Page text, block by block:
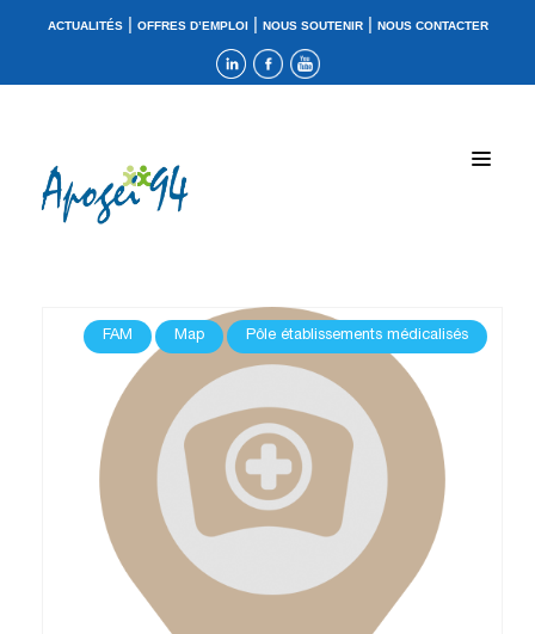
ACTUALITÉS| OFFRES D’EMPLOI| NOUS SOUTENIR| NOUS CONTACTER
FAM Map Pôle établissements médicalisés